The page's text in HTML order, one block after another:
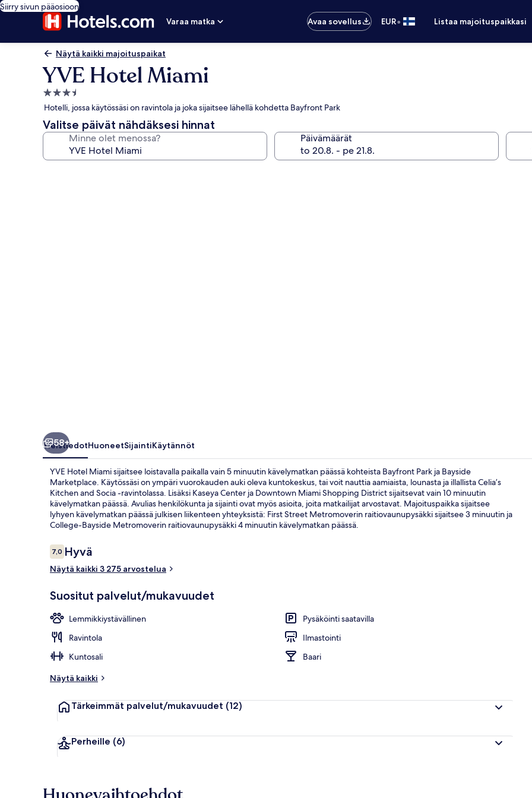
Siirry sivun pääosioon
Varaa matka
Avaa sovellus EUR• Listaa majoituspaikkasi
Näytä kaikki majoituspaikat
YVE Hotel Miami
3.5
tähden
majoituspaikka
Hotelli, jossa käytössäsi on ravintola ja joka sijaitsee lähellä kohdetta Bayfront Park
Valitse päivät nähdäksesi hinnat
Minne olet menossa? Päivämäärät
Superior-
58+
YleistiedotHuoneetSijaintiKäytännöt
YVE Hotel Miami sijaitsee loistavalla paikalla vain 5 minuutin kävelymatkan päässä kohteista Bayfront Park ja Bayside
Marketplace. Käytössäsi on ympäri vuorokauden auki oleva kuntokeskus, tai voit nauttia aamiaista, lounasta ja illallista Celia’s
Kitchen and Socia -ravintolassa. Lisäksi Kaseya Center ja Downtown Miami Shopping District sijaitsevat vain 10 minuutin
kävelymatkan päässä. Avulias henkilökunta ja sijainti ovat myös asioita, joita matkailijat arvostavat. Majoituspaikka sijaitsee
lyhyen kävelymatkan päässä julkisen liikenteen yhteyksistä: First Street Metromoverin raitiovaunupysäkki sijaitsee 3 minuutin ja
College-Bayside Metromoverin raitiovaunupysäkki 4 minuutin kävelymatkan päässä.
Arvostelut
7,07,0 kautta 10.
Hyvä
Näytä kaikki 3 275 arvostelua
Suositut palvelut/mukavuudet
Lemmikkiystävällinen
Pysäköinti saatavilla
Ravintola
Ilmastointi
Kuntosali
Baari
Näytä kaikki
Tärkeimmät palvelut/mukavuudet (12)
Perheille (6)